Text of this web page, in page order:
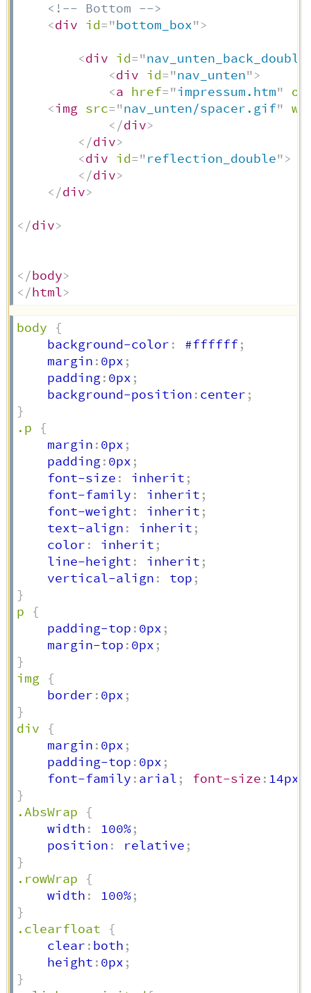
<!-- Bottom -->
<div id="bottom_box">
<div id="nav_unten_back_double
<div id="nav_unten">
<a href="impressum.htm"
<img src="nav_unten/spacer.gif"
</div>
</div>
<div id="reflection_double">
</div>
</div>
</div>
</body>
</html>
body
{
    background-color
: #ffffff;
    margin
: 0px ;
    padding
: 0px ;
    background-position
: center ;
}
.p
{
    margin
: 0px ;
    padding
: 0px ;
    font-size
: inherit ;
    font-family
: inherit ;
    font-weight
: inherit ;
    text-align
: inherit ;
    color
: inherit ;
    line-height
: inherit ;
    vertical-align
: top ;
}
p
{
    padding-top
: 0px ;
    margin-top
: 0px ;
}
img {
    border
: 0px ;
}
div
{
    margin
: 0px ;
    padding-top
: 0px ;
    font-family
: arial ; font-size : 14px
}
.AbsWrap
{
    width
: 100%;
    position
: relative ;
}
.rowWrap
{
    width
: 100%;
}
.clearfloat
{
    clear
: both ;
    height
: 0px ;
}